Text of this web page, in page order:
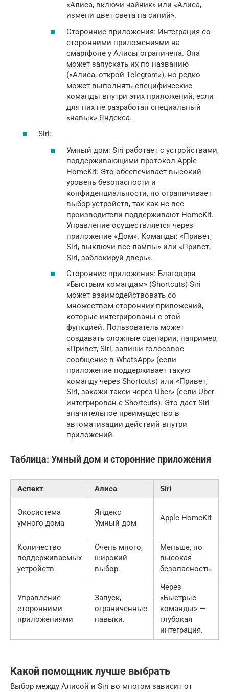
«Алиса, включи чайник» или «Алиса,
измени цвет света на синий».
Сторонние приложения: Интеграция со
сторонними приложениями на
смартфоне у Алисы ограничена. Она
может запускать их по названию
(«Алиса, открой Telegram»), но редко
может выполнять специфические
команды внутри этих приложений, если
для них не разработан специальный
«навык» Яндекса.
Siri:
Умный дом: Siri работает с устройствами,
поддерживающими протокол Apple
HomeKit. Это обеспечивает высокий
уровень безопасности и
конфиденциальности, но ограничивает
выбор устройств, так как не все
производители поддерживают HomeKit.
Управление осуществляется через
приложение «Дом». Команды: «Привет,
Siri, выключи все лампы» или «Привет,
Siri, заблокируй дверь».
Сторонние приложения: Благодаря
«Быстрым командам» (Shortcuts) Siri
может взаимодействовать со
множеством сторонних приложений,
которые интегрированы с этой
функцией. Пользователь может
создавать сложные сценарии, например,
«Привет, Siri, запиши голосовое
сообщение в WhatsApp» (если
приложение поддерживает такую
команду через Shortcuts) или «Привет,
Siri, закажи такси через Uber» (если Uber
интегрирован с Shortcuts). Это дает Siri
значительное преимущество в
автоматизации действий внутри
приложений.
Таблица: Умный дом и сторонние приложения
Аспект Алиса Siri
Экосистема
умного дома
Яндекс
Умный дом
Apple HomeKit
Количество
поддерживаемых
устройств
Очень много,
широкий
выбор.
Меньше, но
высокая
безопасность.
Управление
сторонними
приложениями
Запуск,
ограниченные
навыки.
Через
«Быстрые
команды» —
глубокая
интеграция.
Какой помощник лучше выбрать
Выбор между Алисой и Siri во многом зависит от